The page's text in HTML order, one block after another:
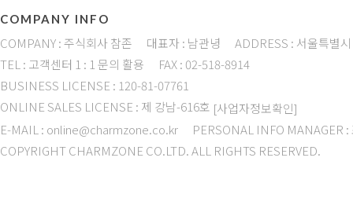
COMPANY INFO
COMPANY : 주식회사 참존 대표자 : 남관녕
ADDRESS : 서울특별
TEL : 고객센터 1 : 1 문의 활용
FAX : 02-518-8914
BUSINESS LICENSE : 120-81-07761
ONLINE SALES LICENSE : 제 강남-616호 [사업자정보확인]
E-MAIL : online@charmzone.co.kr
PERSONAL INFO MANAGER :
COPYRIGHT CHARMZONE CO.LTD. ALL RIGHTS RESERVED.